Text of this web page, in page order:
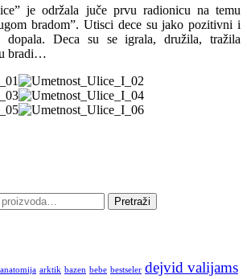
je održala juče prvu radionicu na temu
bradom”. Utisci dece su jako pozitivni i
Deca su se igrala, družila, tražila
u bradi…
Pretraži
anatomija arktik bazen bebe bestseler dejvid valijams